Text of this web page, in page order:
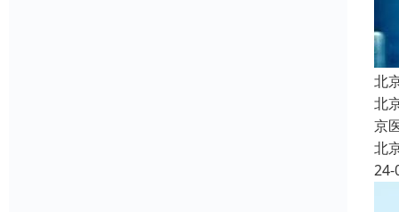
北
北
京
北
24-